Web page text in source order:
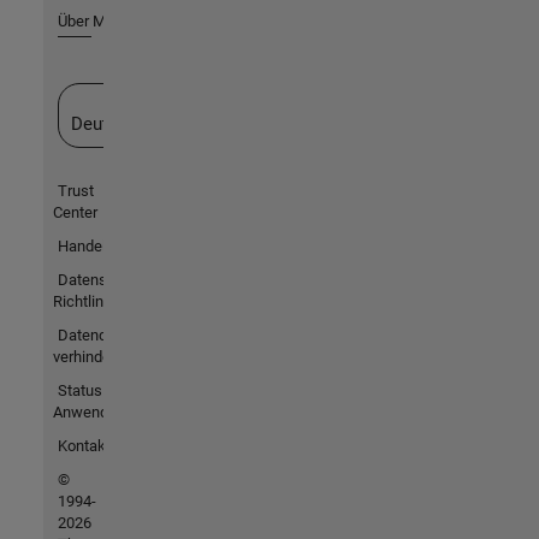
Über MathWorks
Deutschland
Trust
Center
Handelsmarken
Datenschutz-
Richtlinien
Datendiebstahl
verhindern
Status von
Anwendungen
Kontakt
©
1994-
2026